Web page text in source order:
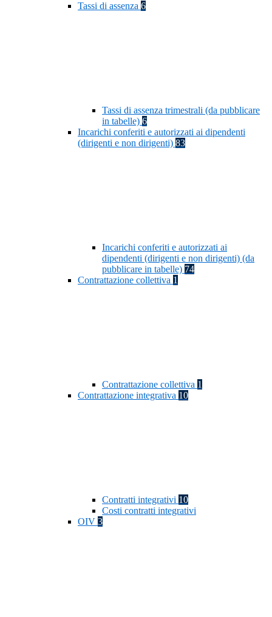
Tassi di assenza 6
Tassi di assenza trimestrali (da pubblicare
in tabelle) 6
Incarichi conferiti e autorizzati ai dipendenti
(dirigenti e non dirigenti) 83
Incarichi conferiti e autorizzati ai
dipendenti (dirigenti e non dirigenti) (da
pubblicare in tabelle) 74
Contrattazione collettiva 1
Contrattazione collettiva 1
Contrattazione integrativa 10
Contratti integrativi 10
Costi contratti integrativi
OIV 3